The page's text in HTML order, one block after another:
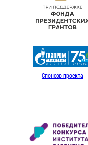
Спонсор проекта